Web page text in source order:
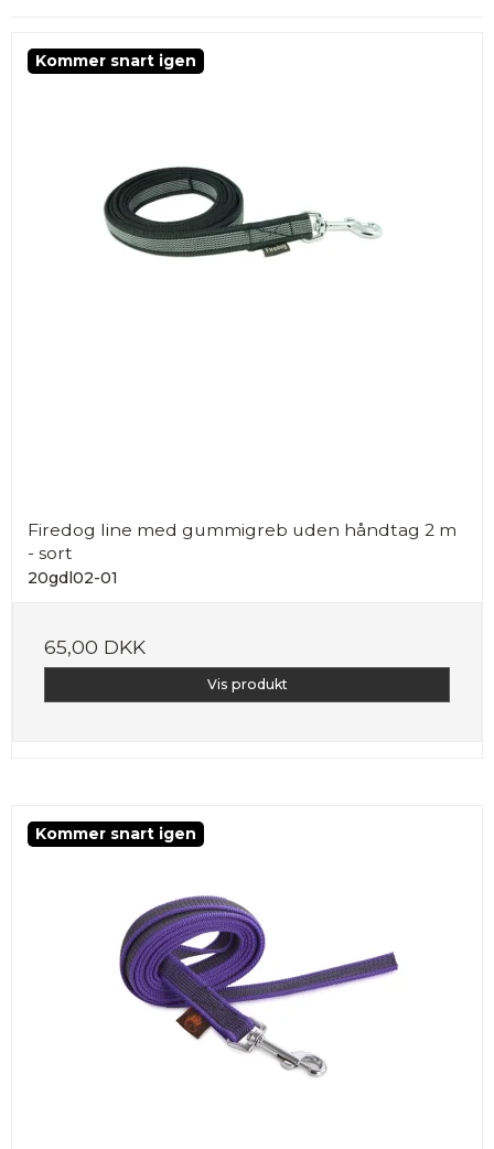
Kommer snart igen
Firedog line med gummigreb uden håndtag 2 m
- sort
20gdl02-01
65,00 DKK
Vis produkt
Kommer snart igen